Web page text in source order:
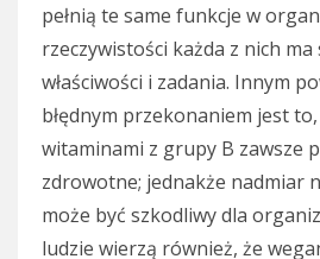
pełnią te same funkcje w
rzeczywistości każda z nich
właściwości i zadania. Innym
błędnym przekonaniem jest
witaminami z grupy B zawsze
zdrowotne; jednakże nadmiar
może być szkodliwy dla
ludzie wierzą również, że